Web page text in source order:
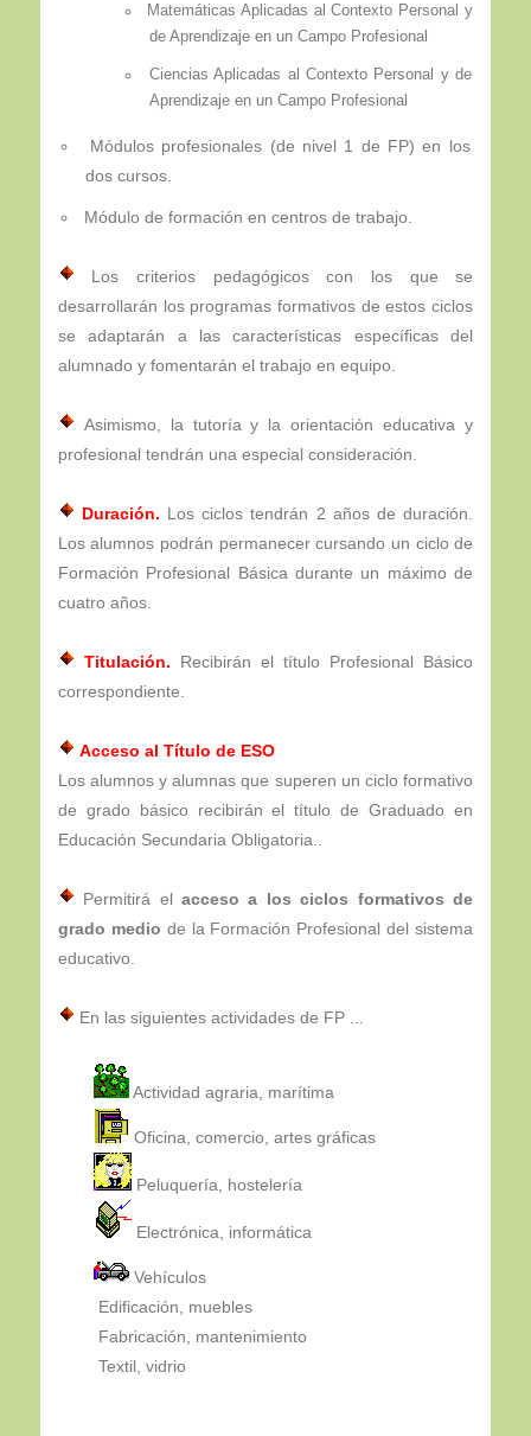
Matemáticas Aplicadas al Contexto Personal y
de Aprendizaje en un Campo Profesional
Ciencias Aplicadas al Contexto Personal y de
Aprendizaje en un Campo Profesional
Módulos profesionales (de nivel 1 de FP) en los
dos cursos.
Módulo de formación en centros de trabajo.
Los criterios pedagógicos con los que se
desarrollarán los programas formativos de estos ciclos
se adaptarán a las características específicas del
alumnado y fomentarán el trabajo en equipo.
Asimismo, la tutoría y la orientación educativa y
profesional tendrán una especial consideración.
Duración. Los ciclos tendrán 2 años de duración.
Los alumnos podrán permanecer cursando un ciclo de
Formación Profesional Básica durante un máximo de
cuatro años.
Titulación. Recibirán el título Profesional Básico
correspondiente.
Acceso al Título de ESO
Los alumnos y alumnas que superen un ciclo formativo
de grado básico recibirán el título de Graduado en
Educación Secundaria Obligatoria..
Permitirá elacceso a los ciclos formativos de
grado medio de la Formación Profesional del sistema
educativo.
En las siguientes actividades de FP ...
Actividad agraria, marítima
Oficina, comercio, artes gráficas
Peluquería, hostelería
Electrónica, informática
Vehículos
Edificación, muebles
Fabricación, mantenimiento
Textil, vidrio